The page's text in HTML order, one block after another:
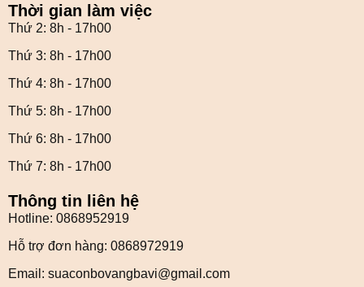
Thời gian làm việc
Thứ 2: 8h - 17h00
Thứ 3: 8h - 17h00
Thứ 4: 8h - 17h00
Thứ 5: 8h - 17h00
Thứ 6: 8h - 17h00
Thứ 7: 8h - 17h00
Thông tin liên hệ
Hotline: 0868952919
Hỗ trợ đơn hàng: 0868972919
Email: suaconbovangbavi@gmail.com